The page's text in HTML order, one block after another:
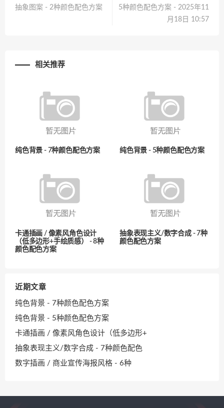
抽象图案 - 2种颜色配色方案
5种颜色配色方案 - 2025年11
月18日 10:57
相关推荐
纯色背景 - 7种颜色配色方案 纯色背景 - 5种颜色配色方案
卡通插画 / 像素风角色设计
（低多边形+手绘质感） - 8种
颜色配色方案
抽象表现主义/数字合成 - 7种
颜色配色方案
近期文章
纯色背景 - 7种颜色配色方案
纯色背景 - 5种颜色配色方案
卡通插画 / 像素风角色设计（低多边形+
抽象表现主义/数字合成 - 7种颜色配色
数字插画 / 商业宣传海报风格 - 6种